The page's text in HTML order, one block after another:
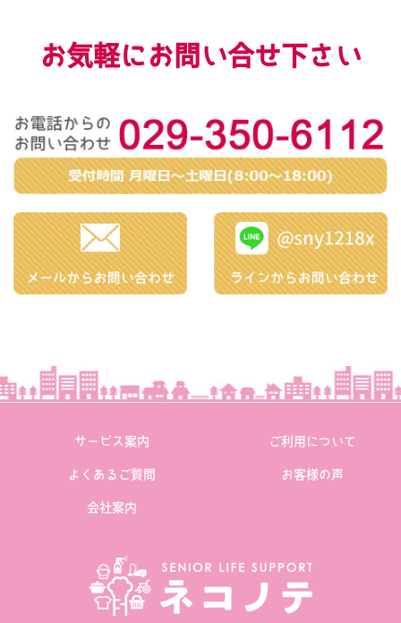
お気軽にお問い合せ下さい
サービス案内 ご利用について
よくあるご質問 お客様の声
会社案内